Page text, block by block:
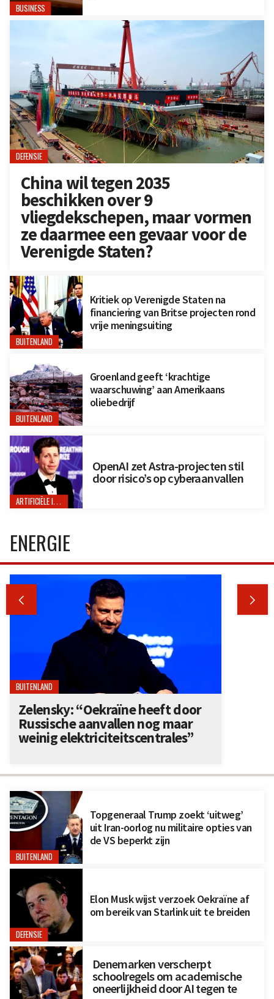
BUSINESS
DEFENSIE
China wil tegen 2035
beschikken over 9
vliegdekschepen, maar vormen
ze daarmee een gevaar voor de
Verenigde Staten?
BUITENLAND
Kritiek op Verenigde Staten na
financiering van Britse projecten rond
vrije meningsuiting
BUITENLAND
Groenland geeft ‘krachtige
waarschuwing’ aan Amerikaans
oliebedrijf
ARTIFICIËLE INTELLIGENTIE
OpenAI zet Astra-projecten stil
door risico’s op cyberaanvallen
BUITENLAND
Topgeneraal Trump zoekt ‘uitweg’
uit Iran-oorlog nu militaire opties van
de VS beperkt zijn
DEFENSIE
Elon Musk wijst verzoek Oekraïne af
om bereik van Starlink uit te breiden
Denemarken verscherpt
schoolregels om academische
oneerlijkheid door AI tegen te
ENERGIE
 
BUITENLAND
Zelensky: “Oekraïne heeft door
Russische aanvallen nog maar
weinig elektriciteitscentrales”